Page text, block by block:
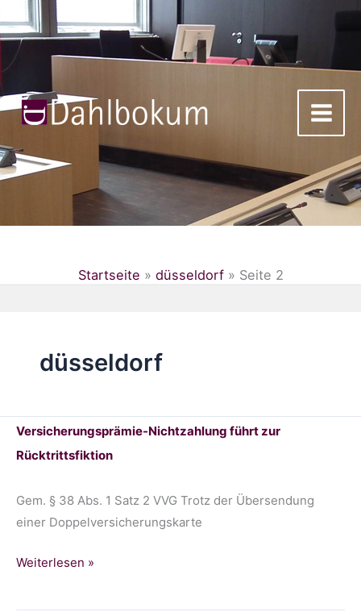
Inhalt
springen
Startseite » düsseldorf» Seite 2
düsseldorf
Versicherungsprämie-Nichtzahlung führt zur
Rücktrittsfiktion
Gem. § 38 Abs. 1 Satz 2 VVG Trotz der Übersendung
einer Doppelversicherungskarte
Versicherungsprämie-
Weiterlesen »